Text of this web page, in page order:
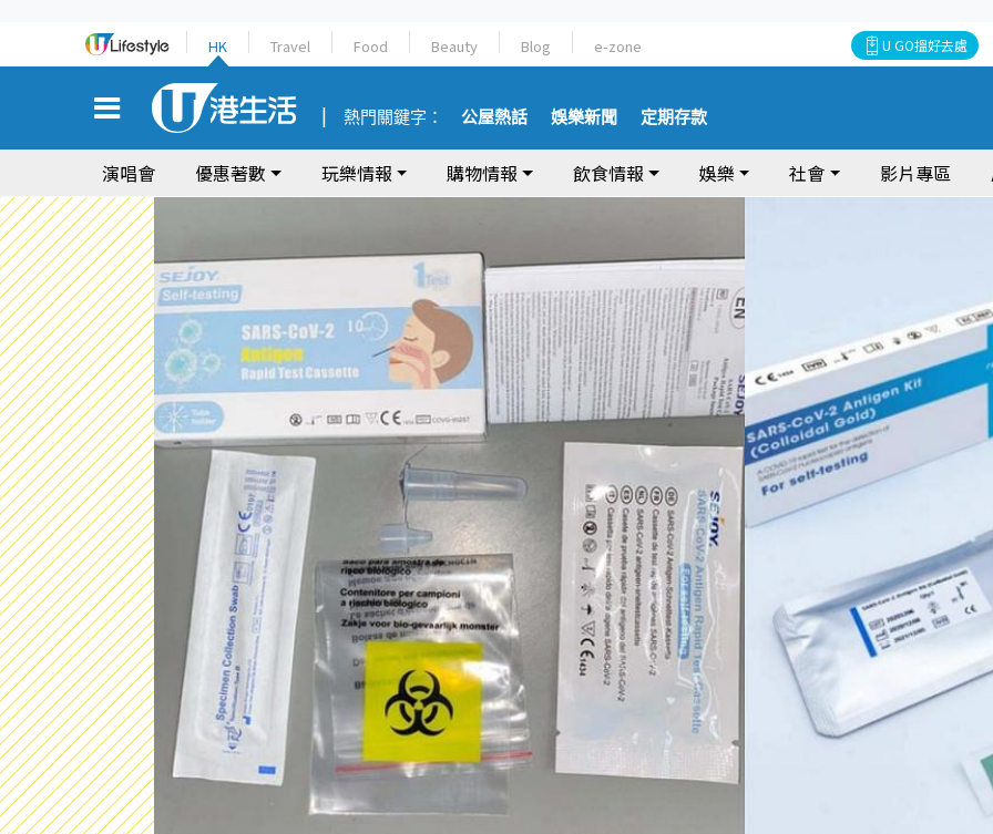
HK Travel Food Beauty Blog e-zone U GO搵好去處
熱門關鍵字： 公屋熱話 娛樂新聞 定期存款
演唱會 優惠著數 玩樂情報 購物情報 飲食情報 娛樂 社會 影片專區